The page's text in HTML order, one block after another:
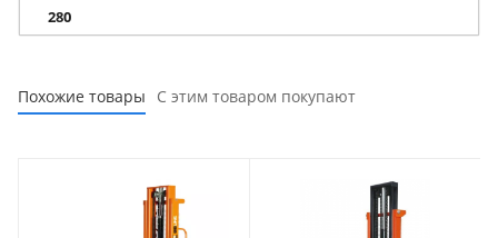
280
Похожие товары С этим товаром покупают